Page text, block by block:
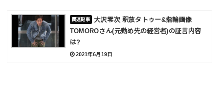
大沢零次 釈放タトゥー&指輪画像
TOMOROさん(元勤め先の経営者)の証言内容
は?
2021年6月19日